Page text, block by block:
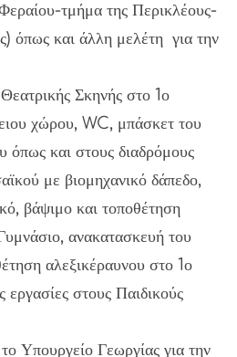
τμήμα της Περικλέους-
όπως και άλλη μελέτη για την
Σκηνής στο 1ο
χώρου, WC, μπάσκετ του
όπως και στους διαδρόμους
με βιομηχανικό δάπεδο,
βάψιμο και τοποθέτηση
ανακατασκευή του
αλεξικέραυνου στο 1ο
στους Παιδικούς
Υπουργείο Γεωργίας για την